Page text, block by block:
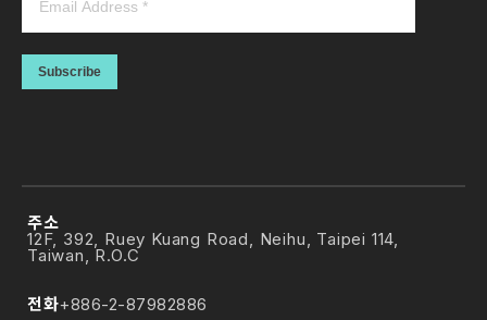
Subscribe
주소
12F, 392, Ruey Kuang Road, Neihu, Taipei 114,
Taiwan, R.O.C
전화+886-2-87982886